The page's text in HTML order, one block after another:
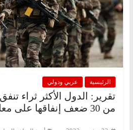
الرئيسية عربي ودولي
تقرير: الدول الأكثر ثراء
من 30 ضعف إنفاقها على معالجة أزمة المناخ